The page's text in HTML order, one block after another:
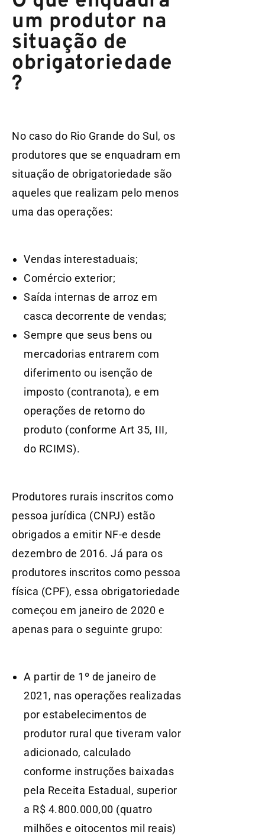
um produtor na
situação de
obrigatoriedade
?
No caso do Rio Grande do Sul, os
produtores que se enquadram em
situação de obrigatoriedade são
aqueles que realizam pelo menos
uma das operações:
Vendas interestaduais;
Comércio exterior;
Saída internas de arroz em
casca decorrente de vendas;
Sempre que seus bens ou
mercadorias entrarem com
diferimento ou isenção de
imposto (contranota), e em
operações de retorno do
produto (conforme Art 35, III,
do RCIMS).
Produtores rurais inscritos como
pessoa jurídica (CNPJ) estão
obrigados a emitir NF-e desde
dezembro de 2016. Já para os
produtores inscritos como pessoa
física (CPF), essa obrigatoriedade
começou em janeiro de 2020 e
apenas para o seguinte grupo:
A partir de 1º de janeiro de
2021, nas operações realizadas
por estabelecimentos de
produtor rural que tiveram valor
adicionado, calculado
conforme instruções baixadas
pela Receita Estadual, superior
a R$ 4.800.000,00 (quatro
milhões e oitocentos mil reais)